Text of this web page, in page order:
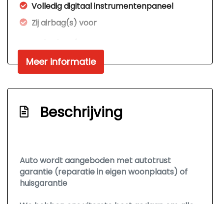
Volledig digitaal instrumentenpaneel
Zij airbag(s) voor
Interieur
Achterbank neerklapbaar
Elektrische ramen voor
Stuurbekrachtiging
Exterieur
Meer informatie
Beschrijving
Auto wordt aangeboden met autotrust
garantie (reparatie in eigen woonplaats) of
huisgarantie